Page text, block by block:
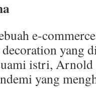
e-
yang
istri,
yang